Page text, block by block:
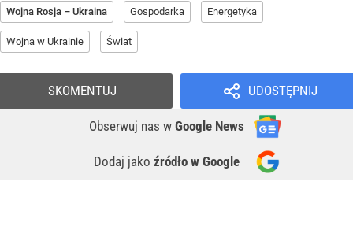
Wojna Rosja – Ukraina Gospodarka Energetyka
Wojna w Ukrainie Świat
UDOSTĘPNIJ
Obserwuj nas w Google News
Dodaj jako źródło w Google
SKOMENTUJ